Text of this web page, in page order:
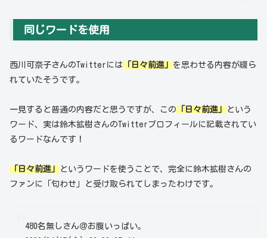
同じワードを使用
西川可奈子さんのTwitterには 「日々前進」 を思わせる内容が綴ら
れていたそうです。
一見すると普通の内容だと思うですが、この 「日々前進」
という
ワード、実は鈴木拡樹さんのTwitterプロフィールに記載されてい
るワードなんです！
「日々前進」
というワードを使うことで、完全に鈴木拡樹さんの
ファンに「匂わせ」と受け取られてしまったわけです。
480名無しさん＠お腹いっぱい。